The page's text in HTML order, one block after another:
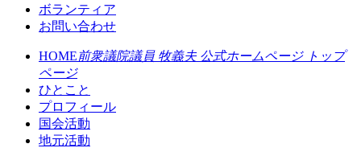
ボランティア
お問い合わせ
HOME前衆議院議員 牧義夫 公式ホームページ トップ
ページ
ひとこと
プロフィール
国会活動
地元活動